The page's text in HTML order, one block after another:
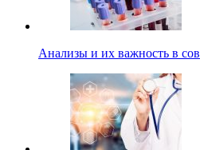
Анализы и их важность в